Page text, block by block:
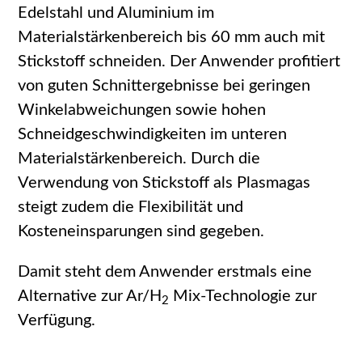
Edelstahl und Aluminium im
Materialstärkenbereich bis 60 mm auch mit
Stickstoff schneiden. Der Anwender profitiert
von guten Schnittergebnisse bei geringen
Winkelabweichungen sowie hohen
Schneidgeschwindigkeiten im unteren
Materialstärkenbereich. Durch die
Verwendung von Stickstoff als Plasmagas
steigt zudem die Flexibilität und
Kosteneinsparungen sind gegeben.
Damit steht dem Anwender erstmals eine
Alternative zur Ar/H 2 Mix-Technologie zur
Verfügung.